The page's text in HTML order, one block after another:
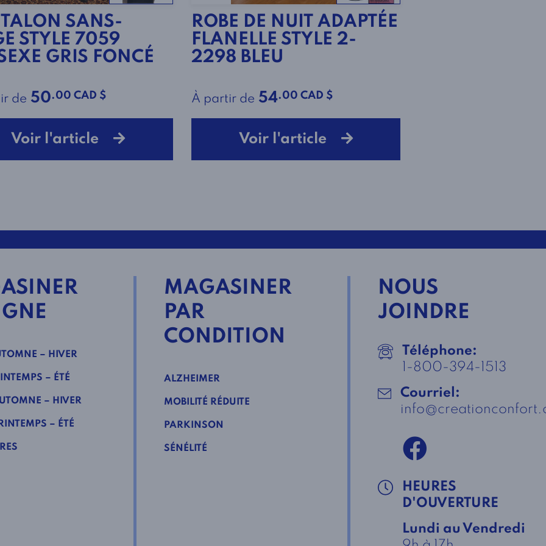
SANS-
STYLE 7059
GRIS FONCÉ
de 50.00 CAD $
Voir l'article
ROBE DE NUIT ADAPTÉE
FLANELLE STYLE 2-
2298 BLEU
À partir de 54.00 CAD $
Voir l'article
– HIVER
– ÉTÉ
– HIVER
– ÉTÉ
MAGASINER
PAR
CONDITION
ALZHEIMER
MOBILITÉ RÉDUITE
PARKINSON
SÉNÉLITÉ
NOUS
JOINDRE
Téléphone:
1-800-394-1513
Courriel:
HEURES
D'OUVERTURE
Lundi au Vendredi